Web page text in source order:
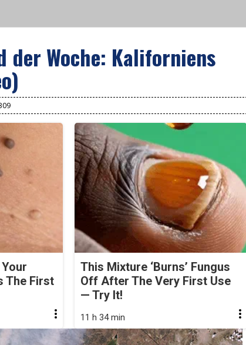
Woche: Kaliforniens
The First
This Mixture ‘Burns’ Fungus
Off After The Very First Use
— Try It!
11 h 34 min